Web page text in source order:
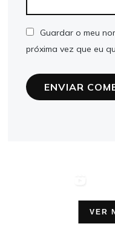
Guardar o meu
próxima vez que eu
VER